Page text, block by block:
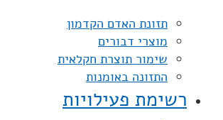
תזונת האדם הקדמון
מוצרי דבורים
שימור תוצרת חקלאית
התזונה באומנות
רשימת פעילויות